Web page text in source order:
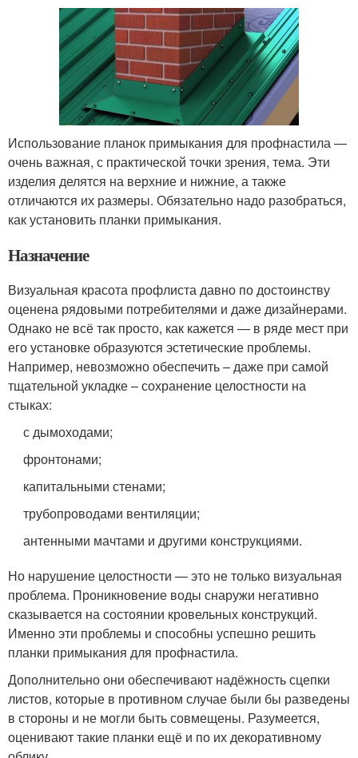
Использование планок примыкания для профнастила —
очень важная, с практической точки зрения, тема. Эти
изделия делятся на верхние и нижние, а также
отличаются их размеры. Обязательно надо разобраться,
как установить планки примыкания.
Назначение
Визуальная красота профлиста давно по достоинству
оценена рядовыми потребителями и даже дизайнерами.
Однако не всё так просто, как кажется — в ряде мест при
его установке образуются эстетические проблемы.
Например, невозможно обеспечить – даже при самой
тщательной укладке – сохранение целостности на
стыках:
с дымоходами;
фронтонами;
капитальными стенами;
трубопроводами вентиляции;
антенными мачтами и другими конструкциями.
Но нарушение целостности — это не только визуальная
проблема. Проникновение воды снаружи негативно
сказывается на состоянии кровельных конструкций.
Именно эти проблемы и способны успешно решить
планки примыкания для профнастила.
Дополнительно они обеспечивают надёжность сцепки
листов, которые в противном случае были бы разведены
в стороны и не могли быть совмещены. Разумеется,
оценивают такие планки ещё и по их декоративному